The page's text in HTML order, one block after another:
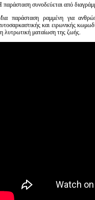
παράσταση συνοδεύεται από
παράσταση ραμμένη για
και ειρωνικής
λυτρωτική ματαίωση της ζωής.